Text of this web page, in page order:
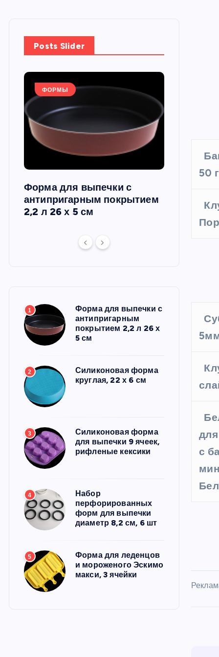
Posts Slider
ФОРМЫ
Форма для выпечки с
антипригарным покрытием
2,2 л 26 х 5 см
круглая,
1
Форма для выпечки с
антипригарным
покрытием 2,2 л 26 х
5 см
2
Силиконовая форма
круглая, 22 х 6 см
3
Силиконовая форма
для выпечки 9 ячеек,
рифленые кексики
4
Набор
перфорированных
форм для выпечки
диаметр 8,2 см, 6 шт
5
Форма для леденцов
и мороженого Эскимо
макси, 3 ячейки
50 г
с